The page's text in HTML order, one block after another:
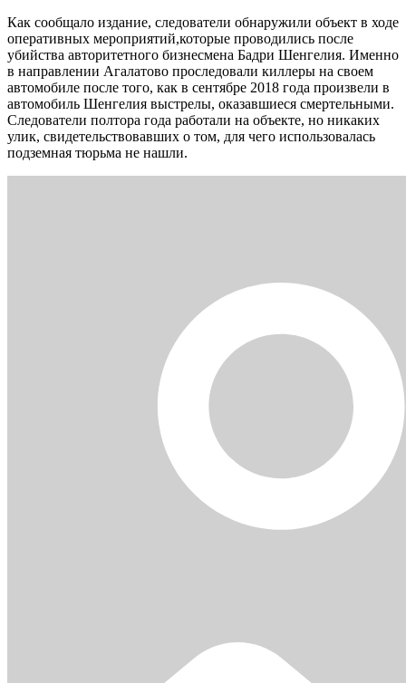
Как сообщало издание, следователи обнаружили объект в ходе
оперативных мероприятий,которые проводились после
убийства авторитетного бизнесмена Бадри Шенгелия. Именно
в направлении Агалатово проследовали киллеры на своем
автомобиле после того, как в сентябре 2018 года произвели в
автомобиль Шенгелия выстрелы, оказавшиеся смертельными.
Следователи полтора года работали на объекте, но никаких
улик, свидетельствовавших о том, для чего использовалась
подземная тюрьма не нашли.